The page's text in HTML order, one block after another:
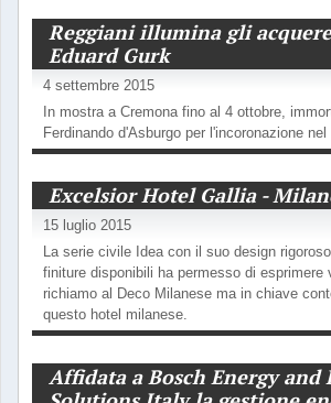
Reggiani illumina gli
Eduard Gurk
4 settembre 2015
In mostra a Cremona fino al 4 ottobre,
Ferdinando d'Asburgo per l'incoronazione nel
Excelsior Hotel Gallia -
15 luglio 2015
La serie civile Idea con il suo design
finiture disponibili ha permesso di esprimere
richiamo al Deco Milanese ma in chiave
questo hotel milanese.
Affidata a Bosch Energy and